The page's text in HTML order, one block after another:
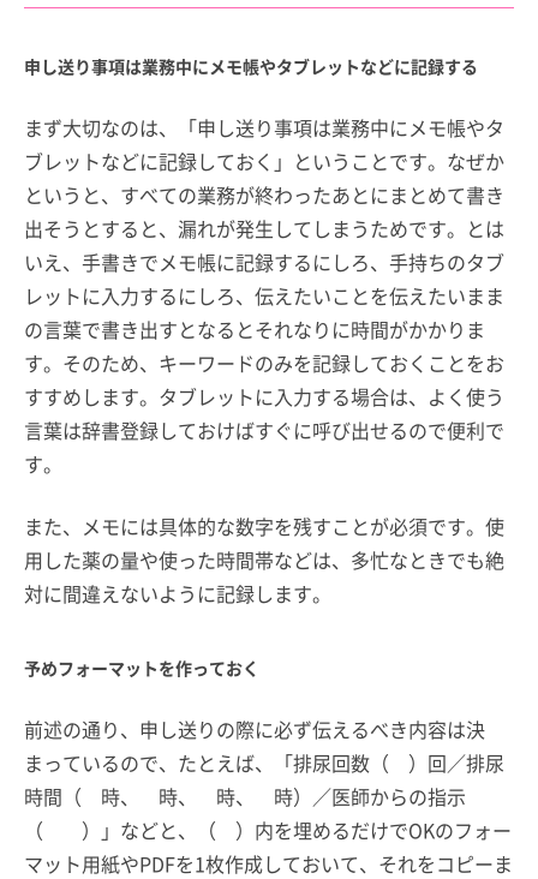
申し送り事項は業務中にメモ帳やタブレットなどに記録する
まず大切なのは、「申し送り事項は業務中にメモ帳やタ
ブレットなどに記録しておく」ということです。なぜか
というと、すべての業務が終わったあとにまとめて書き
出そうとすると、漏れが発生してしまうためです。とは
いえ、手書きでメモ帳に記録するにしろ、手持ちのタブ
レットに入力するにしろ、伝えたいことを伝えたいまま
の言葉で書き出すとなるとそれなりに時間がかかりま
す。そのため、キーワードのみを記録しておくことをお
すすめします。タブレットに入力する場合は、よく使う
言葉は辞書登録しておけばすぐに呼び出せるので便利で
す。
また、メモには具体的な数字を残すことが必須です。使
用した薬の量や使った時間帯などは、多忙なときでも絶
対に間違えないように記録します。
予めフォーマットを作っておく
前述の通り、申し送りの際に必ず伝えるべき内容は決
まっているので、たとえば、「排尿回数（ ）回／排尿
時間（ 時、 時、 時、 時）／医師からの指示
（ ）」などと、（ ）内を埋めるだけでOKのフォー
マット用紙やPDFを1枚作成しておいて、それをコピーま